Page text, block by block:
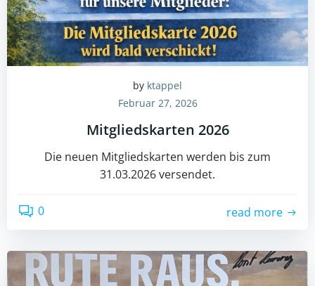
by ktappel
Februar 27, 2026
Mitgliedskarten 2026
Die neuen Mitgliedskarten werden bis zum
31.03.2026 versendet.
0 read more